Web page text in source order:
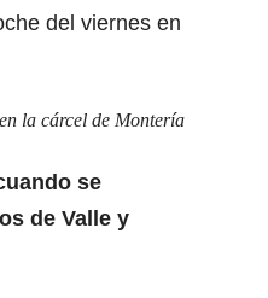
del viernes en
la cárcel de Montería
se
de Valle y